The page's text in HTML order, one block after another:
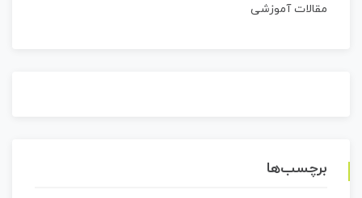
مقالات آموزشی
برچسب‌ها